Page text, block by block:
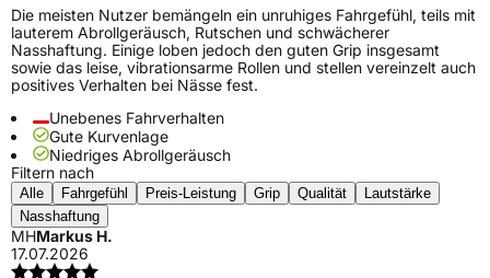
Die meisten Nutzer bemängeln ein unruhiges Fahrgefühl, teils mit
lauterem Abrollgeräusch, Rutschen und schwächerer
Nasshaftung. Einige loben jedoch den guten Grip insgesamt
sowie das leise, vibrationsarme Rollen und stellen vereinzelt auch
positives Verhalten bei Nässe fest.
Unebenes Fahrverhalten
Gute Kurvenlage
Niedriges Abrollgeräusch
Filtern nach
Alle Fahrgefühl Preis-Leistung Grip Qualität
Lautstärke
Nasshaftung
MHMarkus H.
17.07.2026